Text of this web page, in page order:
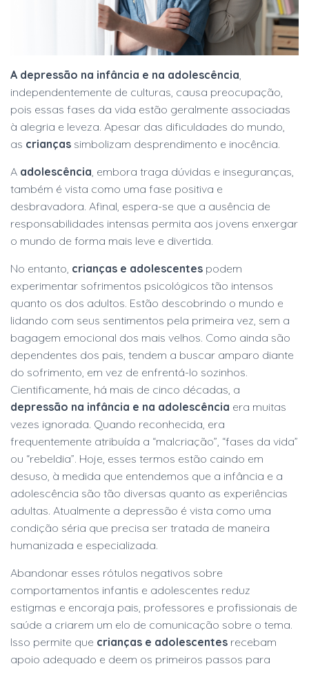
A depressão na infância e na adolescência
independentemente de culturas, causa preocupação,
pois essas fases da vida estão geralmente associadas
à alegria e leveza. Apesar das dificuldades do mundo,
as crianças simbolizam desprendimento e inocência.
A adolescência , embora traga dúvidas e inseguranças,
também é vista como uma fase positiva e
desbravadora. Afinal, espera-se que a ausência de
responsabilidades intensas permita aos jovens enxergar
o mundo de forma mais leve e divertida.
No entanto, crianças e adolescentes podem
experimentar sofrimentos psicológicos tão intensos
quanto os dos adultos. Estão descobrindo o mundo e
lidando com seus sentimentos pela primeira vez, sem a
bagagem emocional dos mais velhos. Como ainda são
dependentes dos pais, tendem a buscar amparo diante
do sofrimento, em vez de enfrentá-lo sozinhos.
Cientificamente, há mais de cinco décadas, a
depressão na infância e na adolescência era muitas
vezes ignorada. Quando reconhecida, era
frequentemente atribuída a “malcriação”, “fases da vida”
ou “rebeldia”. Hoje, esses termos estão caindo em
desuso, à medida que entendemos que a infância e a
adolescência são tão diversas quanto as experiências
adultas. Atualmente a depressão é vista como uma
condição séria que precisa ser tratada de maneira
humanizada e especializada.
Abandonar esses rótulos negativos sobre
comportamentos infantis e adolescentes reduz
estigmas e encoraja pais, professores e profissionais de
saúde a criarem um elo de comunicação sobre o tema.
Isso permite que crianças e adolescentes recebam
apoio adequado e deem os primeiros passos para